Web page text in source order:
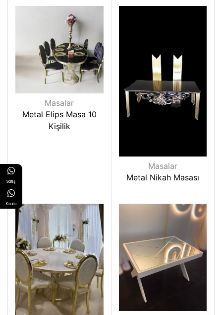
Masalar
Metal Elips Masa 10
Kişilik
Masalar
Metal Nikah Masası
Satış
Kirala